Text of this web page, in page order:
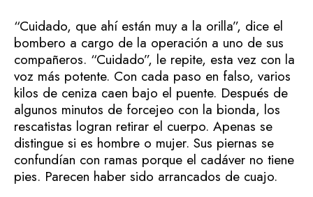
“Cuidado, que ahí están muy a la orilla”, dice el
bombero a cargo de la operación a uno de sus
compañeros. “Cuidado”, le repite, esta vez con la
voz más potente. Con cada paso en falso, varios
kilos de ceniza caen bajo el puente. Después de
algunos minutos de forcejeo con la bionda, los
rescatistas logran retirar el cuerpo. Apenas se
distingue si es hombre o mujer. Sus piernas se
confundían con ramas porque el cadáver no tiene
pies. Parecen haber sido arrancados de cuajo.